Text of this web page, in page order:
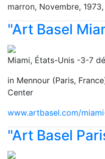
marron, Novembre, 1973,
"Art Basel
Miami, États-Unis -3-7
in Mennour (Paris,
Center
www.artbasel.com/
"Art Basel